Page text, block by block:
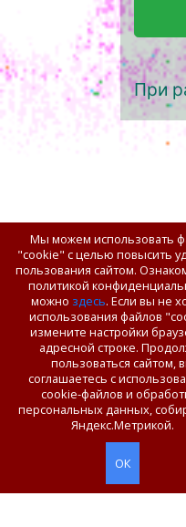
При
Мы можем использовать
"cookie" с целью повысить
пользования сайтом.
политикой
можно здесь. Если вы не
использования файлов
измените настройки
адресной строке.
пользоваться сайтом,
соглашаетесь с
cookie-файлов и
персональных данных,
Яндекс.Метрикой.
ОК